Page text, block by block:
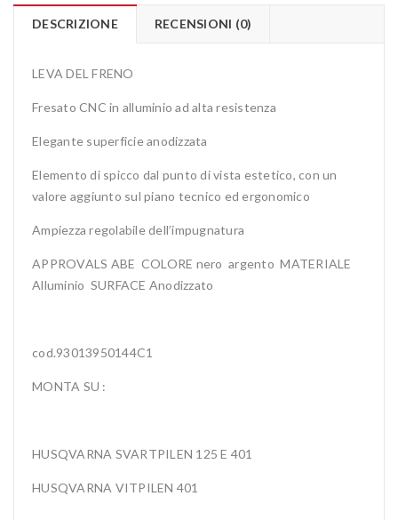
DESCRIZIONE RECENSIONI (0)
LEVA DEL FRENO
Fresato CNC in alluminio ad alta resistenza
Elegante superficie anodizzata
Elemento di spicco dal punto di vista estetico, con un
valore aggiunto sul piano tecnico ed ergonomico
Ampiezza regolabile dell’impugnatura
APPROVALS ABE COLORE nero argento MATERIALE
Alluminio SURFACE Anodizzato
cod.93013950144C1
MONTA SU :
HUSQVARNA SVARTPILEN 125 E 401
HUSQVARNA VITPILEN 401